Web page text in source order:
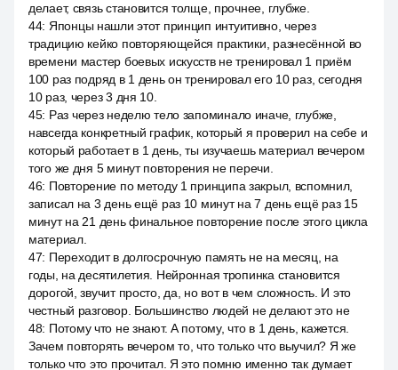
делает, связь становится толще, прочнее, глубже.
44: Японцы нашли этот принцип интуитивно, через
традицию кейко повторяющейся практики, разнесённой во
времени мастер боевых искусств не тренировал 1 приём
100 раз подряд в 1 день он тренировал его 10 раз, сегодня
10 раз, через 3 дня 10.
45: Раз через неделю тело запоминало иначе, глубже,
навсегда конкретный график, который я проверил на себе и
который работает в 1 день, ты изучаешь материал вечером
того же дня 5 минут повторения не перечи.
46: Повторение по методу 1 принципа закрыл, вспомнил,
записал на 3 день ещё раз 10 минут на 7 день ещё раз 15
минут на 21 день финальное повторение после этого цикла
материал.
47: Переходит в долгосрочную память не на месяц, на
годы, на десятилетия. Нейронная тропинка становится
дорогой, звучит просто, да, но вот в чем сложность. И это
честный разговор. Большинство людей не делают это не
48: Потому что не знают. А потому, что в 1 день, кажется.
Зачем повторять вечером то, что только что выучил? Я же
только что это прочитал. Я это помню именно так думает